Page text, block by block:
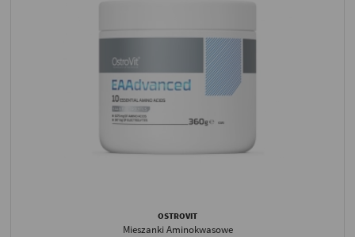
OSTROVIT
Mieszanki Aminokwasowe